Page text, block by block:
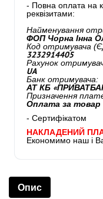
- Повна оплата на
реквізитами:
Найменування
ФОП Чорна Інна
Код отримувача
3232914405
Рахунок
UA
Банк отримувача:
АТ КБ
Призначення
Оплата за товар
- Сертифікатом
НАКЛАДЕНИЙ
Економимо наш і
Опис